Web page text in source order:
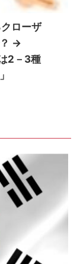
ローザ
→
2－3種